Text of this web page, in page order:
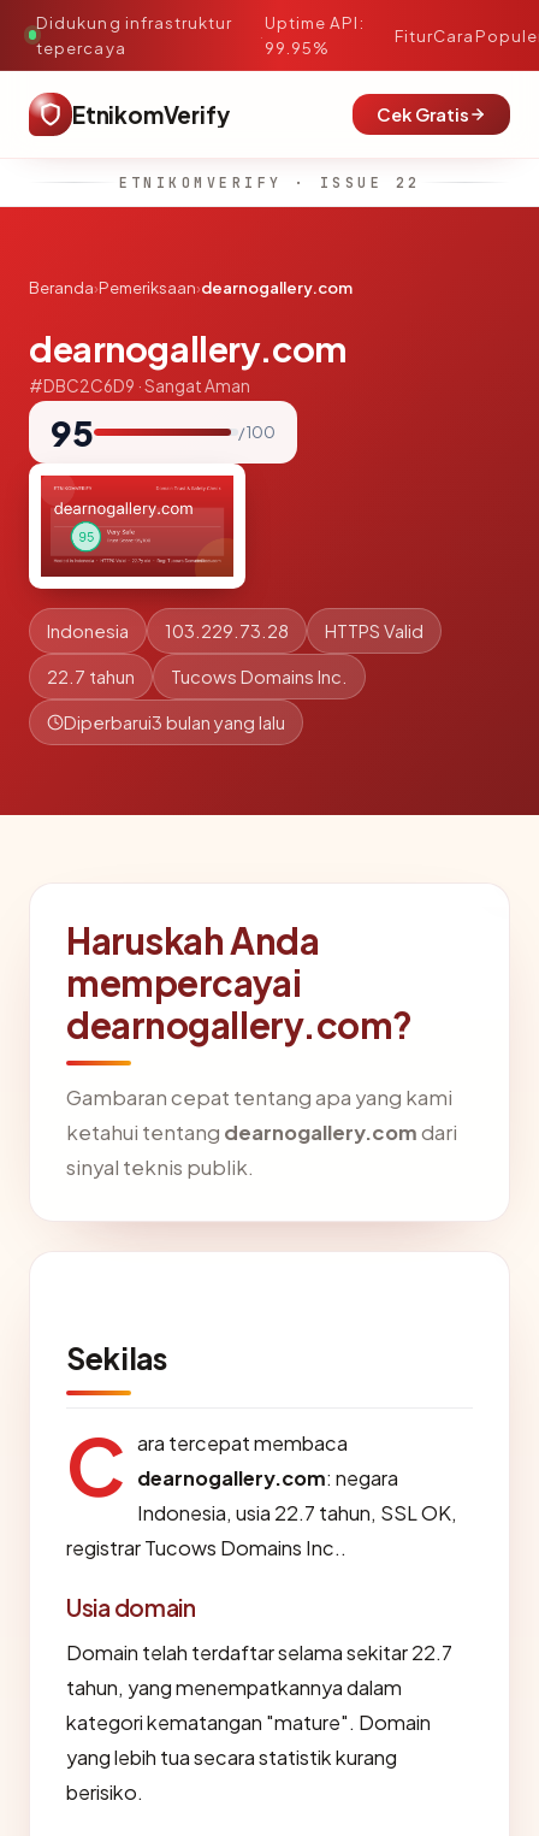
Didukung infrastruktur
tepercaya
·
Uptime API:
99.95%
FiturCara
EtnikomVerify Cek Gratis
ETNIKOMVERIFY · ISSUE 22
Beranda›Pemeriksaan›dearnogallery.com
dearnogallery.com
#DBC2C6D9 · Sangat Aman
95 / 100
Indonesia 103.229.73.28 HTTPS Valid
22.7 tahun Tucows Domains Inc.
Diperbarui3 bulan yang lalu
Haruskah Anda
mempercayai
dearnogallery.com?
Gambaran cepat tentang apa yang kami
ketahui tentang dearnogallery.comdari
sinyal teknis publik.
Sekilas
C ara tercepat membaca
dearnogallery.com: negara
Indonesia, usia 22.7 tahun, SSL OK,
registrar Tucows Domains Inc..
Usia domain
Domain telah terdaftar selama sekitar 22.7
tahun, yang menempatkannya dalam
kategori kematangan "mature". Domain
yang lebih tua secara statistik kurang
berisiko.